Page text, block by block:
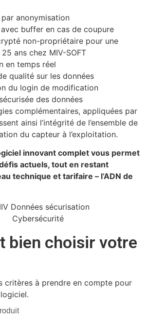
anonymisation
buffer en cas de coupure
non-propriétaire pour une
ans chez MIV-SOFT
en temps réel
qualité sur les données
du login de modification
des données
complémentaires, appliquées par
ainsi l’intégrité de l’ensemble de
du capteur à l’exploitation.
innovant complet vous permet
actuels, tout en restant
technique et tarifaire – l’ADN de
bien choisir votre
critères à prendre en compte pour